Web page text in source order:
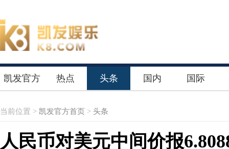
凯发官方 热点 头条 国内 国际
当前位置 > 凯发官方首页 > 头条
人民币对美元中间价报